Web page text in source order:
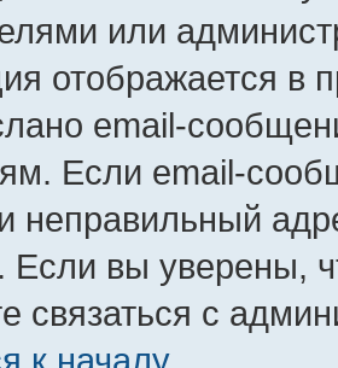
или
отображается в
email-
Если email-
неправильный
вы уверены,
связаться с
к началу